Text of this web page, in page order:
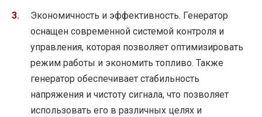
Экономичность и эффективность. Генератор
оснащен современной системой контроля и
управления, которая позволяет оптимизировать
режим работы и экономить топливо. Также
генератор обеспечивает стабильность
напряжения и чистоту сигнала, что позволяет
использовать его в различных целях и